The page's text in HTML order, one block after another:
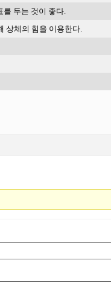
를 두는 것이 좋다.
상체의 힘을 이용한다.